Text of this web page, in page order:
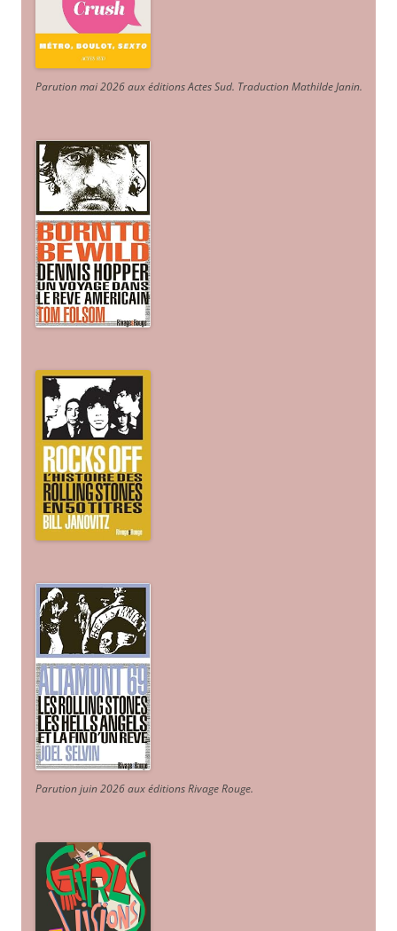
Parution mai 2026 aux éditions Actes Sud. Traduction Mathilde Janin.
Parution juin 2026 aux éditions Rivage Rouge.